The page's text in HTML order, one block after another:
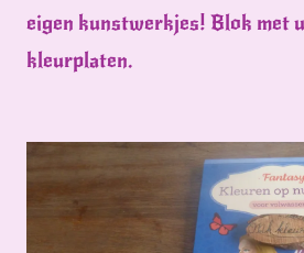
eigen kunstwerkjes! Blok met
kleurplaten.